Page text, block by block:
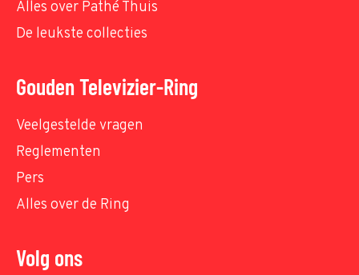
Alles over Pathé Thuis
De leukste collecties
Gouden Televizier-Ring
Veelgestelde vragen
Reglementen
Pers
Alles over de Ring
Volg ons